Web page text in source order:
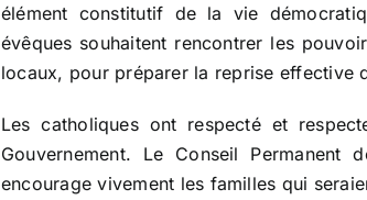
élément constitutif de la vie
évêques souhaitent rencontrer les
locaux, pour préparer la reprise effective
Les catholiques ont respecté et
Gouvernement. Le Conseil Permanent
encourage vivement les familles qui